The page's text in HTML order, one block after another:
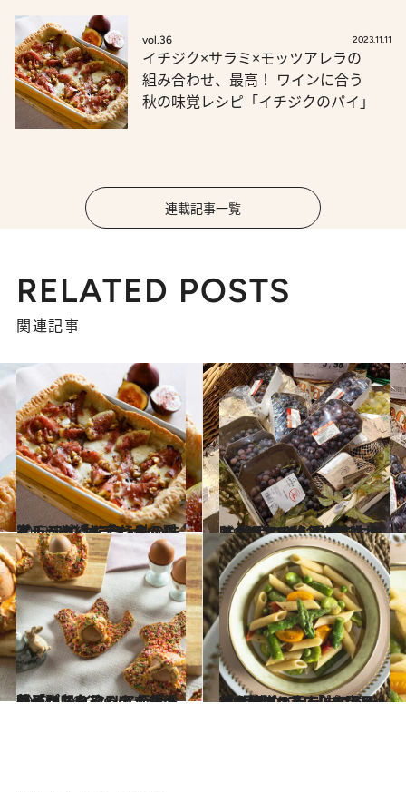
vol.36 2023.11.11
イチジク×サラミ×モッツアレラの
組み合わせ、最高！ ワインに合う
秋の味覚レシピ「イチジクのパイ」
連載記事一覧
RELATED POSTS
関連記事
2023.11.11
イチジク×サラミ×モッツアレラの組み合わせ、最高！ ワインに合う秋の味覚レシピ「イチジクのパイ」
グルメ 2022.12.23
イタリアで秋冬に愛される 農民のひらめきで生まれたドルチェ 現地でしか味わえない絶品の甘味！
グルメ
2022.4.16
殻つき卵をそのままクッキーに？ イタリアの復活祭「パスクア」の 伝統お菓子がおもしろい！【レシピ】
グルメ 2022.3.31
イタリアの春を味わう一皿を簡単に。 「パスタ・プリマヴェーラ」のレシピ 現地の“アスパラ専用鍋”が珍しい！
グルメ